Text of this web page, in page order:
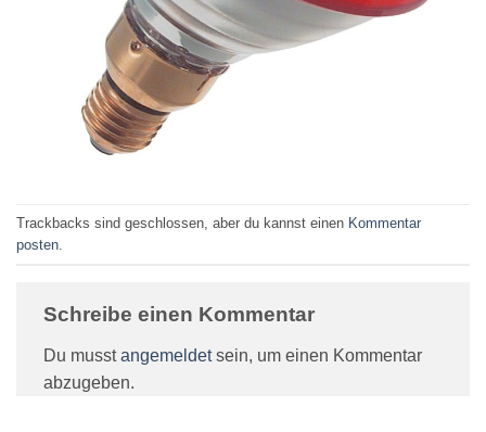
Trackbacks sind geschlossen, aber du kannst einen Kommentar
posten
Schreibe einen Kommentar
Du musstangemeldetsein, um einen Kommentar
abzugeben.